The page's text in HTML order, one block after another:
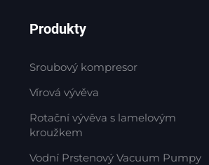
Produkty
Sroubový kompresor
Vírová vývěva
Rotační vývěva s lamelovým
kroužkem
Vodní Prstenový Vacuum Pumpy